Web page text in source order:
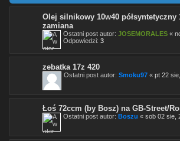
Olej silnikowy 10w40
zamiana
Ostatni post autor: JOSEMORALES «
Odpowiedzi: 3
zebatka 17z 420
Ostatni post autor: Smoku97 « pt 22
Łoś 72ccm (by Bosz) na GB-Street/
Ostatni post autor: Boszu « sob 02 sie,